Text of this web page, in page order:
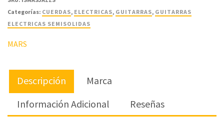
Categorías: CUERDAS, ELECTRICAS, GUITARRAS, GUITARRAS
ELECTRICAS SEMISOLIDAS
MARS
Descripción
Marca
Información Adicional
Reseñas